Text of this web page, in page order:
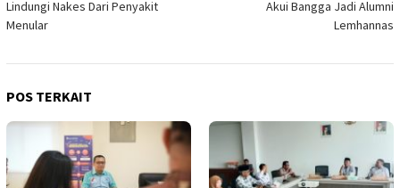
Lindungi Nakes Dari Penyakit
Menular
Akui Bangga Jadi Alumni
Lemhannas
POS TERKAIT